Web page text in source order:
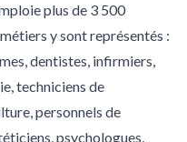
plus de 3 500
y sont représentés :
dentistes, infirmiers,
techniciens de
personnels de
psychologues,